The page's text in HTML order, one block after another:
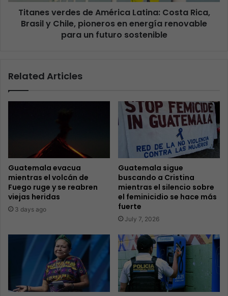
Titanes verdes de América Latina: Costa Rica,
Brasil y Chile, pioneros en energía renovable
para un futuro sostenible
Related Articles
Guatemala evacua
mientras el volcán de
Fuego ruge y se reabren
viejas heridas
3 days ago
Guatemala sigue
buscando a Cristina
mientras el silencio sobre
el feminicidio se hace más
fuerte
July 7, 2026